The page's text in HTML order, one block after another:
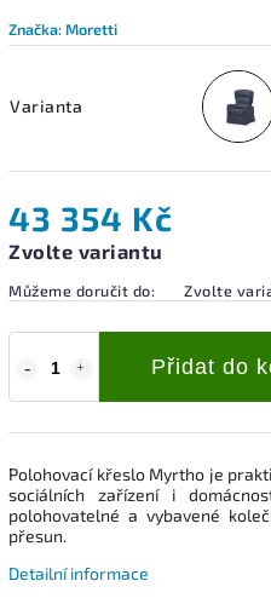
Značka:Moretti
Varianta
43 354 Kč
Zvolte variantu
Můžeme doručit do: Zvolte
Přidat do
Polohovací křeslo Myrtho je
sociálních zařízení i
polohovatelné a vybavené
přesun.
Detailní informace